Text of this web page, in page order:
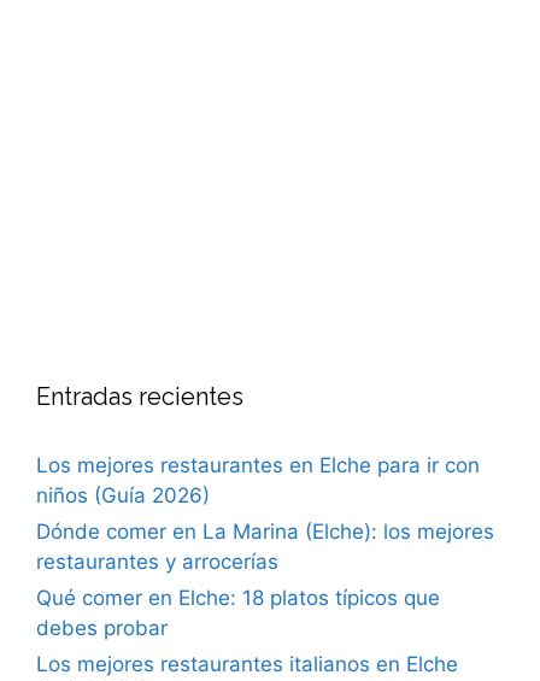
Entradas recientes
Los mejores restaurantes en Elche para ir con
niños (Guía 2026)
Dónde comer en La Marina (Elche): los mejores
restaurantes y arrocerías
Qué comer en Elche: 18 platos típicos que
debes probar
Los mejores restaurantes italianos en Elche